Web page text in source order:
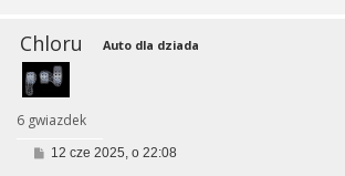
Chloru
6 gwiazdek
Auto dla dziada
P12 cze 2025, o 22:08